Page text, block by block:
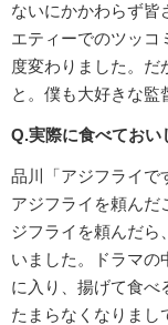
ないにかかわらず皆
エティーでのツッコ
度変わりました。だ
と。僕も大好きな監
Q.実際に食べておい
品川「アジフライで
アジフライを頼んだ
ジフライを頼んだら
いました。ドラマの
に入り、揚げて食べ
たまらなくなりまし